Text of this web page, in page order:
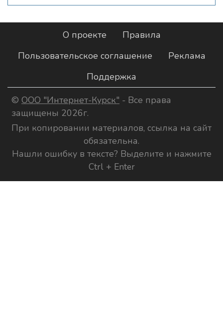
О проекте
Правила
Пользовательское соглашение
Реклама
Поддержка
© ООО "Интернет-Курск" - Все права
защищены 2026г.
При копировании материалов, ссылка на сайт
обязательна.
Нашли ошибку в тексте? Выделите и нажмите
Ctrl + Enter